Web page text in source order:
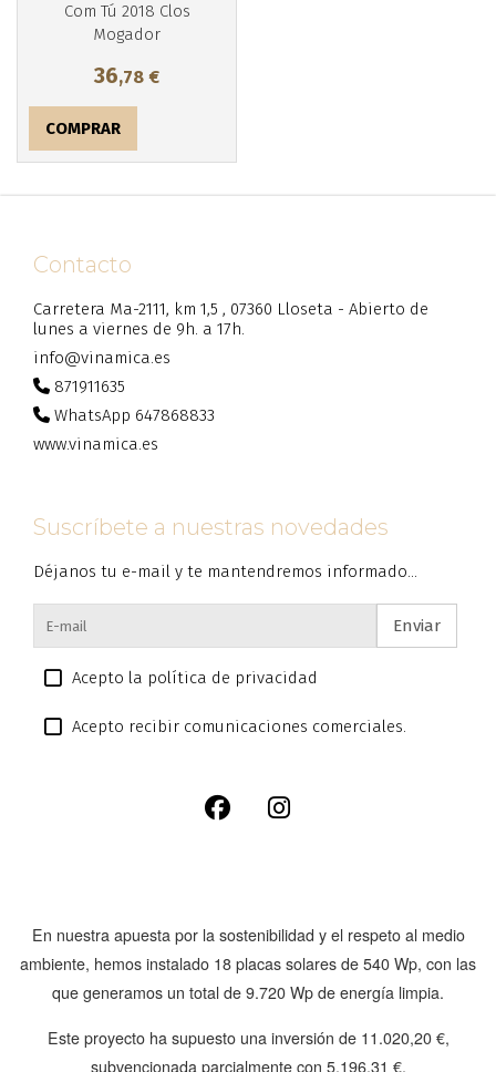
Com Tú 2018 Clos
Mogador
36,78 €
COMPRAR
Contacto
Carretera Ma-2111, km 1,5 , 07360 Lloseta - Abierto de
lunes a viernes de 9h. a 17h.
info@vinamica.es
871911635
WhatsApp 647868833
www.vinamica.es
Suscríbete a nuestras novedades
Déjanos tu e-mail y te mantendremos informado...
Enviar
Acepto la política de privacidad
Acepto recibir comunicaciones comerciales.
En nuestra apuesta por la sostenibilidad y el respeto al medio
ambiente, hemos instalado 18 placas solares de 540 Wp, con las
que generamos un total de 9.720 Wp de energía limpia.
Este proyecto ha supuesto una inversión de 11.020,20 €,
subvencionada parcialmente con 5.196,31 €.